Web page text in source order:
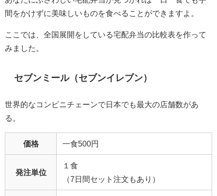
間をかけずに美味しいものを食べることができますよ。
ここでは、全国展開をしている宅配弁当の比較表を作って
みました。
セブンミール（セブンイレブン）
世界的なコンビニチェーンで日本でも最大の店舗数があ
る。
価格 一食500円
発注単位
１食
（7日間セット注文もあり）